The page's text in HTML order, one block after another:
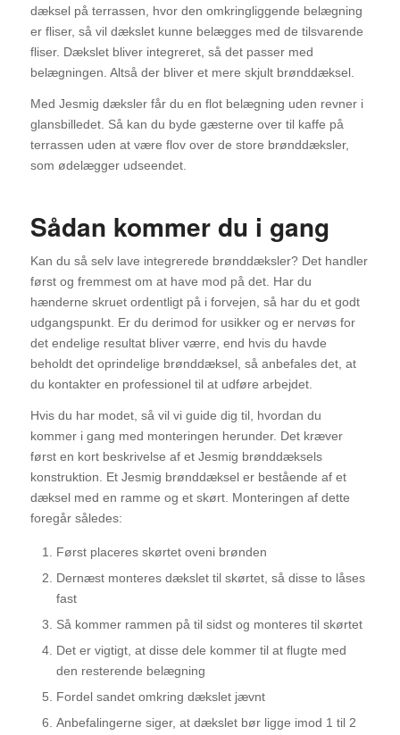
dæksel på terrassen, hvor den omkringliggende belægning
er fliser, så vil dækslet kunne belægges med de tilsvarende
fliser. Dækslet bliver integreret, så det passer med
belægningen. Altså der bliver et mere skjult brønddæksel.
Med Jesmig dæksler får du en flot belægning uden revner i
glansbilledet. Så kan du byde gæsterne over til kaffe på
terrassen uden at være flov over de store brønddæksler,
som ødelægger udseendet.
Sådan kommer du i gang
Kan du så selv lave integrerede brønddæksler? Det handler
først og fremmest om at have mod på det. Har du
hænderne skruet ordentligt på i forvejen, så har du et godt
udgangspunkt. Er du derimod for usikker og er nervøs for
det endelige resultat bliver værre, end hvis du havde
beholdt det oprindelige brønddæksel, så anbefales det, at
du kontakter en professionel til at udføre arbejdet.
Hvis du har modet, så vil vi guide dig til, hvordan du
kommer i gang med monteringen herunder. Det kræver
først en kort beskrivelse af et Jesmig brønddæksels
konstruktion. Et Jesmig brønddæksel er bestående af et
dæksel med en ramme og et skørt. Monteringen af dette
foregår således:
Først placeres skørtet oveni brønden
Dernæst monteres dækslet til skørtet, så disse to låses
fast
Så kommer rammen på til sidst og monteres til skørtet
Det er vigtigt, at disse dele kommer til at flugte med
den resterende belægning
Fordel sandet omkring dækslet jævnt
Anbefalingerne siger, at dækslet bør ligge imod 1 til 2